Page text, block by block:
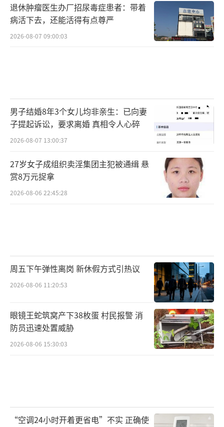
退休肿瘤医生办厂招尿毒症患者：带着
病活下去，还能活得有点尊严
2026-08-07 09:00:03
男子结婚8年3个女儿均非亲生：已向妻
子提起诉讼，要求离婚 真相令人心碎
2026-08-07 13:00:37
27岁女子成组织卖淫集团主犯被通缉 悬
赏8万元捉拿
2026-08-06 22:45:28
周五下午弹性离岗 新休假方式引热议
2026-08-06 11:20:53
眼镜王蛇筑窝产下38枚蛋 村民报警 消
防员迅速处置威胁
2026-08-06 15:30:03
“空调24小时开着更省电”不实 正确使